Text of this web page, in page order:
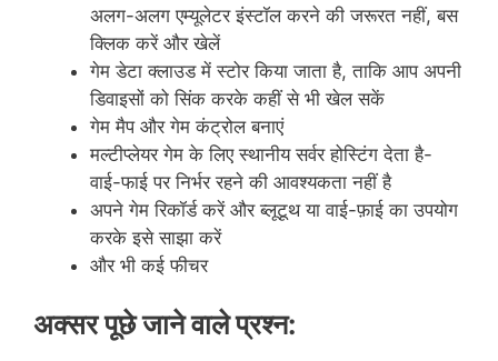
अलग-अलग एम्यूलेटर इंस्टॉल करने की जरूरत नहीं, बस
क्लिक करें और खेलें
गेम डेटा क्लाउड में स्टोर किया जाता है, ताकि आप अपनी
डिवाइसों को सिंक करके कहीं से भी खेल सकें
गेम मैप और गेम कंट्रोल बनाएं
मल्टीप्लेयर गेम के लिए स्थानीय सर्वर होस्टिंग देता है-
वाई-फाई पर निर्भर रहने की आवश्यकता नहीं है
अपने गेम रिकॉर्ड करें और ब्लूटूथ या वाई-फ़ाई का उपयोग
करके इसे साझा करें
और भी कई फीचर
अक्सर पूछे जाने वाले प्रश्न: